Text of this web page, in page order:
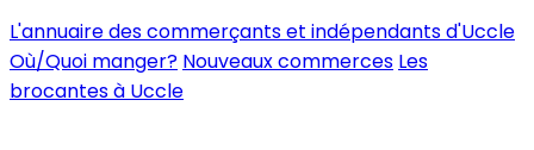
L'annuaire des commerçants et indépendants d'Uccle
Où/Quoi manger? Nouveaux commerces Les
brocantes à Uccle